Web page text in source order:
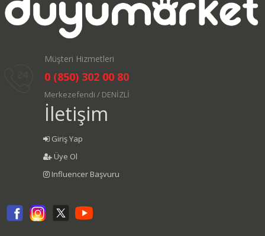
Müşteri Hizmetleri
0 (850) 302 00 80
Merkezefendi / DENİZLİ
İletişim
Giriş Yap
Üye Ol
Influencer Başvuru